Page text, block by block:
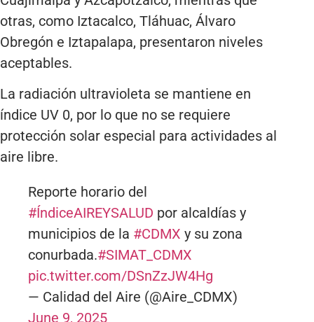
otras, como Iztacalco, Tláhuac, Álvaro
Obregón e Iztapalapa, presentaron niveles
aceptables.
La radiación ultravioleta se mantiene en
índice UV 0, por lo que no se requiere
protección solar especial para actividades al
aire libre.
Reporte horario del
#ÍndiceAIREYSALUD por alcaldías y
municipios de la #CDMX y su zona
conurbada.#SIMAT_CDMX
pic.twitter.com/DSnZzJW4Hg
— Calidad del Aire (@Aire_CDMX)
June 9, 2025